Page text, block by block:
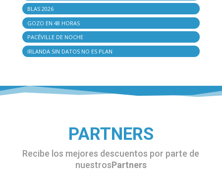
BLAS 2026
GOZO EN 48 HORAS
PACÉVILLE DE NOCHE
IRLANDA SIN DATOS NO ES PLAN
PARTNERS
Recibe los mejores descuentos por parte de
nuestrosPartners